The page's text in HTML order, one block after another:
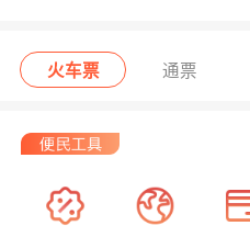
火车票 通票